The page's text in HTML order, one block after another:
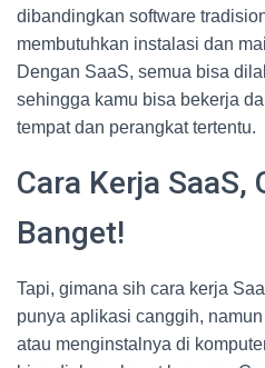
dibandingkan software
membutuhkan instalasi dan
Dengan SaaS, semua bisa
sehingga kamu bisa bekerja
tempat dan perangkat tertentu.
Cara Kerja SaaS,
Banget!
Tapi, gimana sih cara kerja
punya aplikasi canggih,
atau menginstalnya di